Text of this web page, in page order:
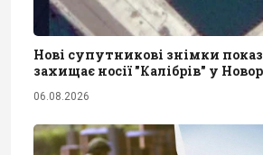
Нові супутникові знімки
захищає носії "Калібрів" у
06.08.2026